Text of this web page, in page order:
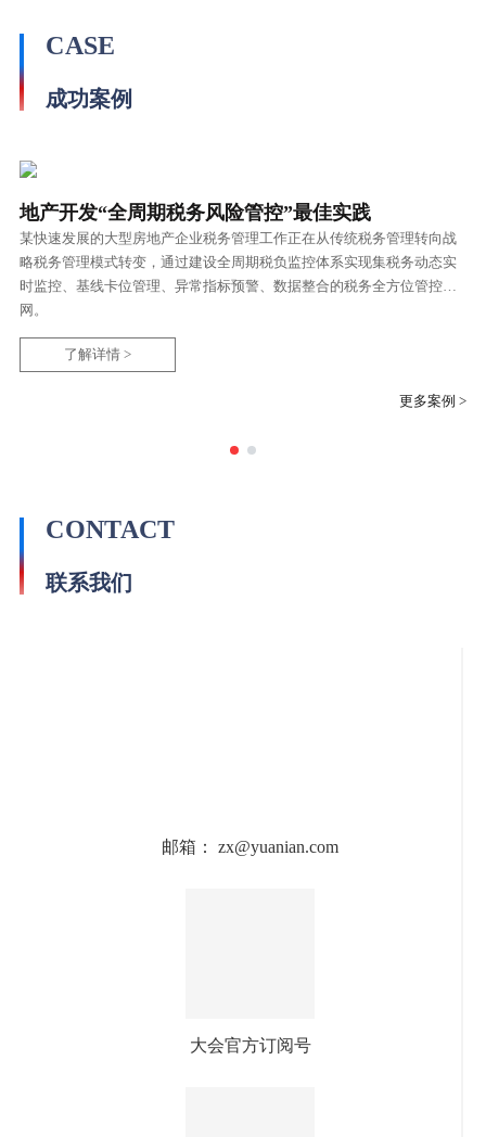
CASE
成功案例
地产开发“全周期税务风险管控”最佳实践
某快速发展的大型房地产企业税务管理工作正在从传统税务管理转向战
略税务管理模式转变，通过建设全周期税负监控体系实现集税务动态实
时监控、基线卡位管理、异常指标预警、数据整合的税务全方位管控
网。
了解详情 >
更多案例 >
CONTACT
联系我们
邮箱： zx@yuanian.com
大会官方订阅号